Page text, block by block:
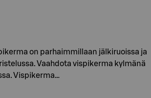
on parhaimmillaan jälkiruoissa ja
Vaahdota vispikerma kylmänä
Vispikerma…